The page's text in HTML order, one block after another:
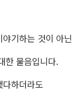
기하는 것이 아닌
한 물음입니다.
하더라도